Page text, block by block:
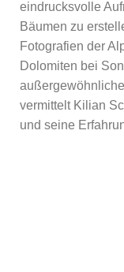
eindrucksvolle
Bäumen zu
Fotografien der
Dolomiten bei
vermittelt Kilian
und seine